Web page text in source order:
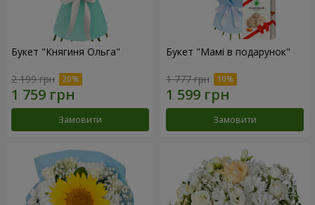
Букет "Княгиня Ольга"
2 199 грн
Замовити
Букет "Мамі в подарунок"
1 777 грн
Замовити